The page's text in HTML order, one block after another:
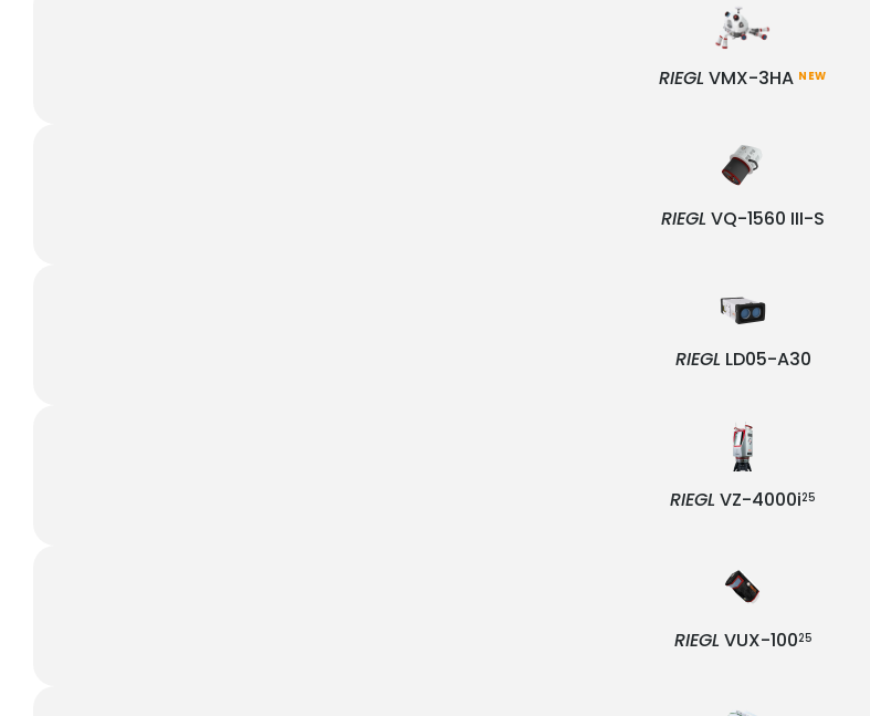
RIEGL VMX-3HA NEW
RIEGL VQ-1560 III-S
RIEGL LD05-A30
RIEGL VZ-4000i25
RIEGL VUX-10025